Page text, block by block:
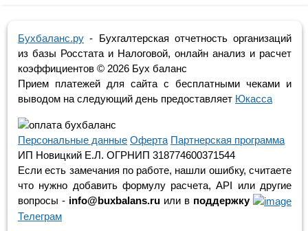
Бухбаланс.ру - Бухгалтерская отчетность организаций
из базы Росстата и Налоговой, онлайн анализ и расчет
коэффициентов © 2026 Бух баланс
Прием платежей для сайта с бесплатными чеками и
выводом на следующий день предоставляет Юкасса
Персональные данные Оферта Партнерская программа
ИП Новицкий Е.Л. ОГРНИП 318774600371544
Если есть замечания по работе, нашли ошибку, считаете
что нужно добавить формулу расчета, API или другие
вопросы - info@buxbalans.ru или в поддержку
Телеграм